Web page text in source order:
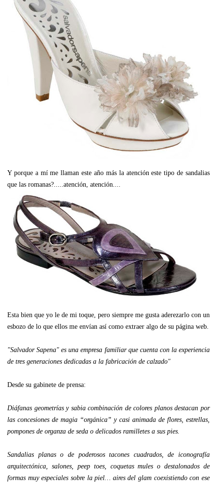
Y porque a mí me llaman este año más la atención este tipo de sandalias
que las romanas?.....atención, atención....
Esta bien que yo le de mi toque, pero siempre me gusta aderezarlo con un
esbozo de lo que ellos me envían así como extraer algo de su página web.
"Salvador Sapena" es una empresa familiar que cuenta con la experiencia
de tres generaciones dedicadas a la fabricación de calzado"
Desde su gabinete de prensa:
Diáfanas geometrías y sabia combinación de colores planos destacan por
las concesiones de magia “orgánica” y casi animada de flores, estrellas,
pompones de organza de seda o delicados ramilletes a sus pies.
Sandalias planas o de poderosos tacones cuadrados, de iconografía
arquitectónica, salones, peep toes, coquetas mules o destalonados de
formas muy especiales sobre la piel… aires del glam coexistiendo con ese